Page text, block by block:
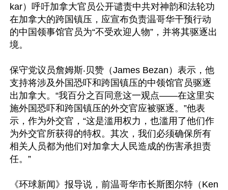
kar）呼吁加拿大官员公开谴责中共对神韵和法轮功
在加拿大的跨国镇压，应宣布负责温哥华干预行动
的中国领事馆官员为“不受欢迎人物”，并将其驱逐出
境。
保守党议员詹姆斯‧贝赞（James Bezan）表示，他
支持将涉及外国恐吓和跨国镇压的中领馆官员驱逐
出加拿大。“我百分之百同意这一观点——在这里实
施外国恐吓和跨国镇压的外交官应被驱逐。”他表
示，作为外交官，“这是滥用权力，也滥用了他们作
为外交官所获得的特权。其次，我们必须确保所有
相关人员都为他们对加拿大人民造成的伤害承担责
任。”
《环球新闻》报导说，前温哥华市长斯图尔特（Ken